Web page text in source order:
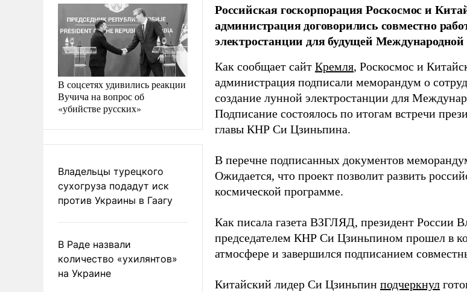
В соцсетях удивились реакции
Вучича на вопрос об
«убийстве русских»
Владельцы турецкого
сухогруза подадут иск
против Украины в Гаагу
В Раде назвали
количество «ухилянтов»
на Украине
Российская госкорпорация Роскосмос и
администрация договорились совместно
электростанции для будущей
Как сообщает сайт Кремля, Роскосмос и
администрация подписали меморандум о
создание лунной электростанции для
Подписание состоялось по итогам встречи
главы КНР Си Цзиньпина.
В перечне подписанных документов
Ожидается, что проект позволит развить
космической программе.
Как писала газета ВЗГЛЯД, президент России
председателем КНР Си Цзиньпином прошел в
атмосфере и завершился подписанием
Китайский лидер Си Цзиньпин подчеркнул